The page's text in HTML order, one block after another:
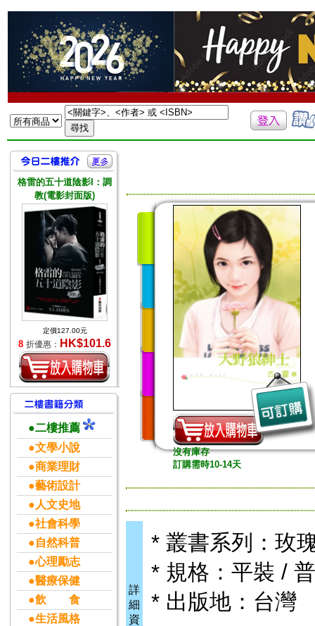
格雷的五十道陰影I：調
教(電影封面版)
定價127.00元
8 折優惠： HK$101.6
●二樓推薦
●文學小說
●商業理財
●藝術設計
●人文史地
●社會科學
●自然科普
●心理勵志
●醫療保健
●飲 食
●生活風格
沒有庫存
訂購需時10-14天
詳
細
資
* 叢書系列：玫
* 規格：平裝 /
* 出版地：台灣